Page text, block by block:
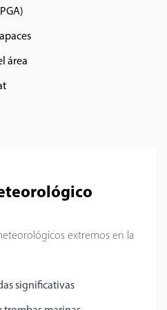
área
extremos en la
significativas